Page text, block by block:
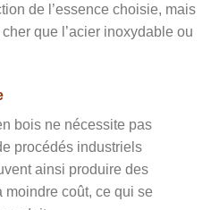
de l’essence choisie, mais
que l’acier inoxydable ou
bois ne nécessite pas
procédés industriels
ainsi produire des
moindre coût, ce qui se